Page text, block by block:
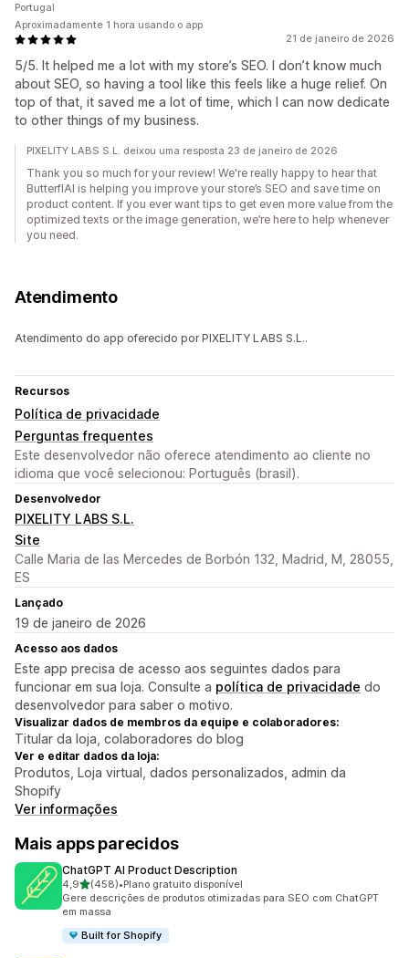
21 de janeiro de 2026
5/5. It helped me a lot with my store’s SEO. I don’t know much
about SEO, so having a tool like this feels like a huge relief. On
top of that, it saved me a lot of time, which I can now dedicate
to other things of my business.
Portugal
Aproximadamente 1 hora usando o app
PIXELITY LABS S.L. deixou uma resposta 23 de janeiro de 2026
Thank you so much for your review! We're really happy to hear that
ButterflAI is helping you improve your store’s SEO and save time on
product content. If you ever want tips to get even more value from the
optimized texts or the image generation, we’re here to help whenever
you need.
Atendimento
Atendimento do app oferecido por PIXELITY LABS S.L..
Recursos
Política de privacidade
Perguntas frequentes
Este desenvolvedor não oferece atendimento ao cliente no
idioma que você selecionou: Português (brasil).
Desenvolvedor
PIXELITY LABS S.L.
Site
Calle Maria de las Mercedes de Borbón 132, Madrid, M, 28055,
ES
Lançado
19 de janeiro de 2026
Acesso aos dados
Este app precisa de acesso aos seguintes dados para
funcionar em sua loja. Consulte a política de privacidade do
desenvolvedor para saber o motivo.
Visualizar dados de membros da equipe e colaboradores:
Titular da loja, colaboradores do blog
Ver e editar dados da loja:
Produtos, Loja virtual, dados personalizados, admin da
Shopify
Ver informações
Mais apps parecidos
ChatGPT AI Product Description
4,9de 5 estrelas
(458)
458 avaliações ao todo
•Plano gratuito disponível
Gere descrições de produtos otimizadas para SEO com ChatGPT
em massa
Built for Shopify